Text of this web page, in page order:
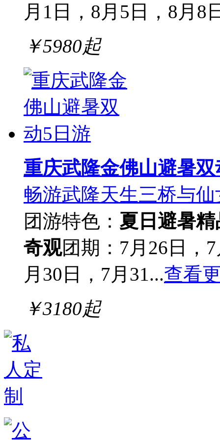
月1日，8月5日，8月8
￥5980起
重庆武隆金佛山避暑双
畅游武隆天生三桥与
团游特色： 夏日避暑精
奇观团期：7月26日，
月30日，7月31...查看
￥3180起